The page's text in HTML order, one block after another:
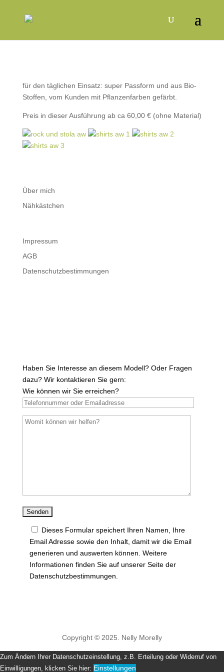
für den täglichen Einsatz: super Passform und aus Bio-
Stoffen, vom Kunden mit Pflanzenfarben gefärbt.
Preis in dieser Ausführung ab ca 60,00 € (ohne Material)
Über mich
Nähkästchen
Impressum
AGB
Datenschutzbestimmungen
Haben Sie Interesse an diesem Modell? Oder Fragen
dazu? Wir kontaktieren Sie gern:
Wie können wir Sie erreichen?
Dieses Formular speichert Ihren Namen, Ihre
Email Adresse sowie den Inhalt, damit wir die Email
generieren und auswerten können. Weitere
Informationen finden Sie auf unserer Seite der
Datenschutzbestimmungen.
Copyright © 2025. Nelly Morelly
Zum Ändern Ihrer Datenschutzeinstellung, z.B. Erteilung oder Widerruf von
Einwilligungen, klicken Sie hier: Einstellungen